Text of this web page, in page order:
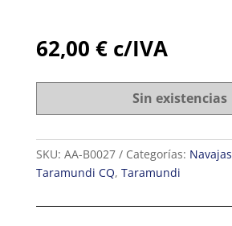
62,00 € c/IVA
Sin existencias
SKU: AA-B0027 Categorías: Navajas
Taramundi CQ, Taramundi